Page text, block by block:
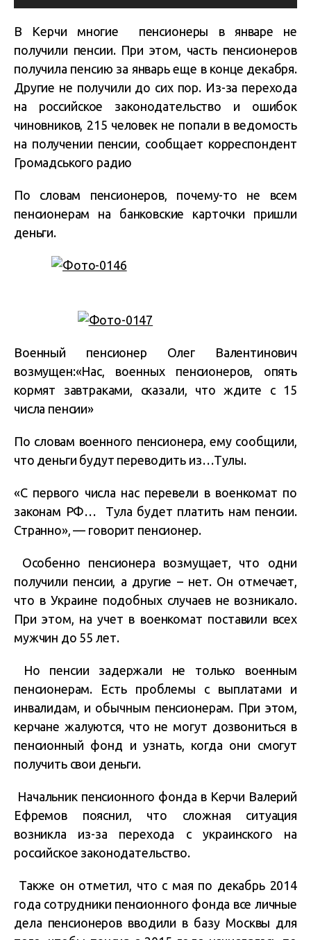
Player
В Керчи многие пенсионеры в январе не
получили пенсии. При этом, часть пенсионеров
получила пенсию за январь еще в конце декабря.
Другие не получили до сих пор. Из-за перехода
на российское законодательство и ошибок
чиновников, 215 человек не попали в ведомость
на получении пенсии, сообщает корреспондент
Громадського радио
По словам пенсионеров, почему-то не всем
пенсионерам на банковские карточки пришли
деньги.
Военный пенсионер Олег Валентинович
возмущен:«Нас, военных пенсионеров, опять
кормят завтраками, сказали, что ждите с 15
числа пенсии»
По словам военного пенсионера, ему сообщили,
что деньги будут переводить из…Тулы.
«С первого числа нас перевели в военкомат по
законам РФ… Тула будет платить нам пенсии.
Странно», — говорит пенсионер.
Особенно пенсионера возмущает, что одни
получили пенсии, а другие – нет. Он отмечает,
что в Украине подобных случаев не возникало.
При этом, на учет в военкомат поставили всех
мужчин до 55 лет.
Но пенсии задержали не только военным
пенсионерам. Есть проблемы с выплатами и
инвалидам, и обычным пенсионерам. При этом,
керчане жалуются, что не могут дозвониться в
пенсионный фонд и узнать, когда они смогут
получить свои деньги.
Начальник пенсионного фонда в Керчи Валерий
Ефремов пояснил, что сложная ситуация
возникла из-за перехода с украинского на
российское законодательство.
Также он отметил, что с мая по декабрь 2014
года сотрудники пенсионного фонда все личные
дела пенсионеров вводили в базу Москвы для